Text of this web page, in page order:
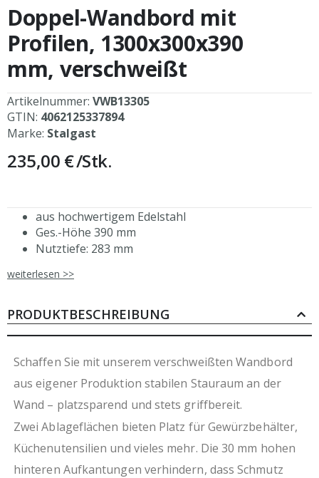
Anfang
der
Bildergalerie
springen
Doppel-Wandbord mit
Profilen, 1300x300x390
mm, verschweißt
Artikelnummer: VWB13305
GTIN: 4062125337894
Marke: Stalgast
235,00 €/Stk.
aus hochwertigem Edelstahl
Ges.-Höhe 390 mm
Nutztiefe: 283 mm
Abstand zwischen den Borden: 326 mm
auch mit einer Tiefe von 300 mm erhältlich
aus eigener, ressourcenschonender Produktion
weiterlesen >>
PRODUKTBESCHREIBUNG
Schaffen Sie mit unserem verschweißten Wandbord
aus eigener Produktion stabilen Stauraum an der
Wand – platzsparend und stets griffbereit.
Zwei Ablageflächen bieten Platz für Gewürzbehälter,
Küchenutensilien und vieles mehr. Die 30 mm hohen
hinteren Aufkantungen verhindern, dass Schmutz